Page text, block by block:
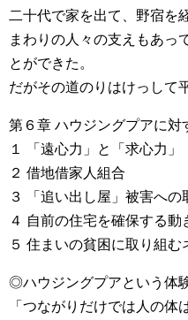
二十代で家を出て、野宿を
まわりの人々の支えもあっ
とができた。
だがその道のりはけっして
第６章 ハウジングプアに対
１ 「遠心力」と「求心力」
２ 借地借家人組合
３ 「追い出し屋」被害への
４ 自前の住宅を確保する動
５ 住まいの貧困に取り組む
◎ハウジングプアという体
「つながりだけでは人の体